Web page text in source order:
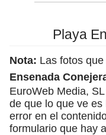
Playa
Nota: Las fotos
Ensenada
EuroWeb Media,
de que lo que ve
error en el
formulario que hay